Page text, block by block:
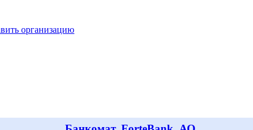
организацию